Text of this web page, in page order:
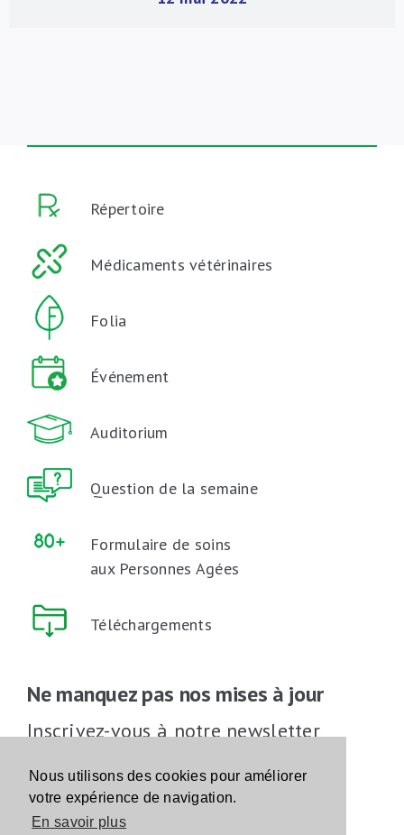
Nous utilisons des cookies pour améliorer
votre expérience de navigation.
En savoir plus
Répertoire
Médicaments vétérinaires
Folia
Événement
Auditorium
Question de la semaine
Formulaire de soins
aux Personnes Agées
Téléchargements
Ne manquez pas nos mises à jour
Inscrivez-vous à notre newsletter
Inscrivez-vous